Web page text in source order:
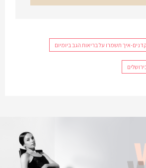
איך תשמרו על בריאות הגב ביומיום